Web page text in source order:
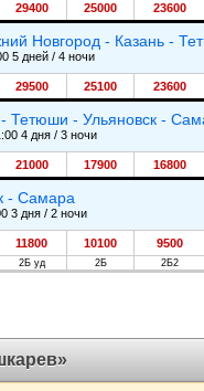
29400 25000 23600
Новгород - Казань -
5 дней / 4 ночи
29500 25100 23600
Тетюши - Ульяновск -
4 дня / 3 ночи
21000 17900 16800
- Самара
3 дня / 2 ночи
11800 10100 9500
2Б уд 2Б 2Б2